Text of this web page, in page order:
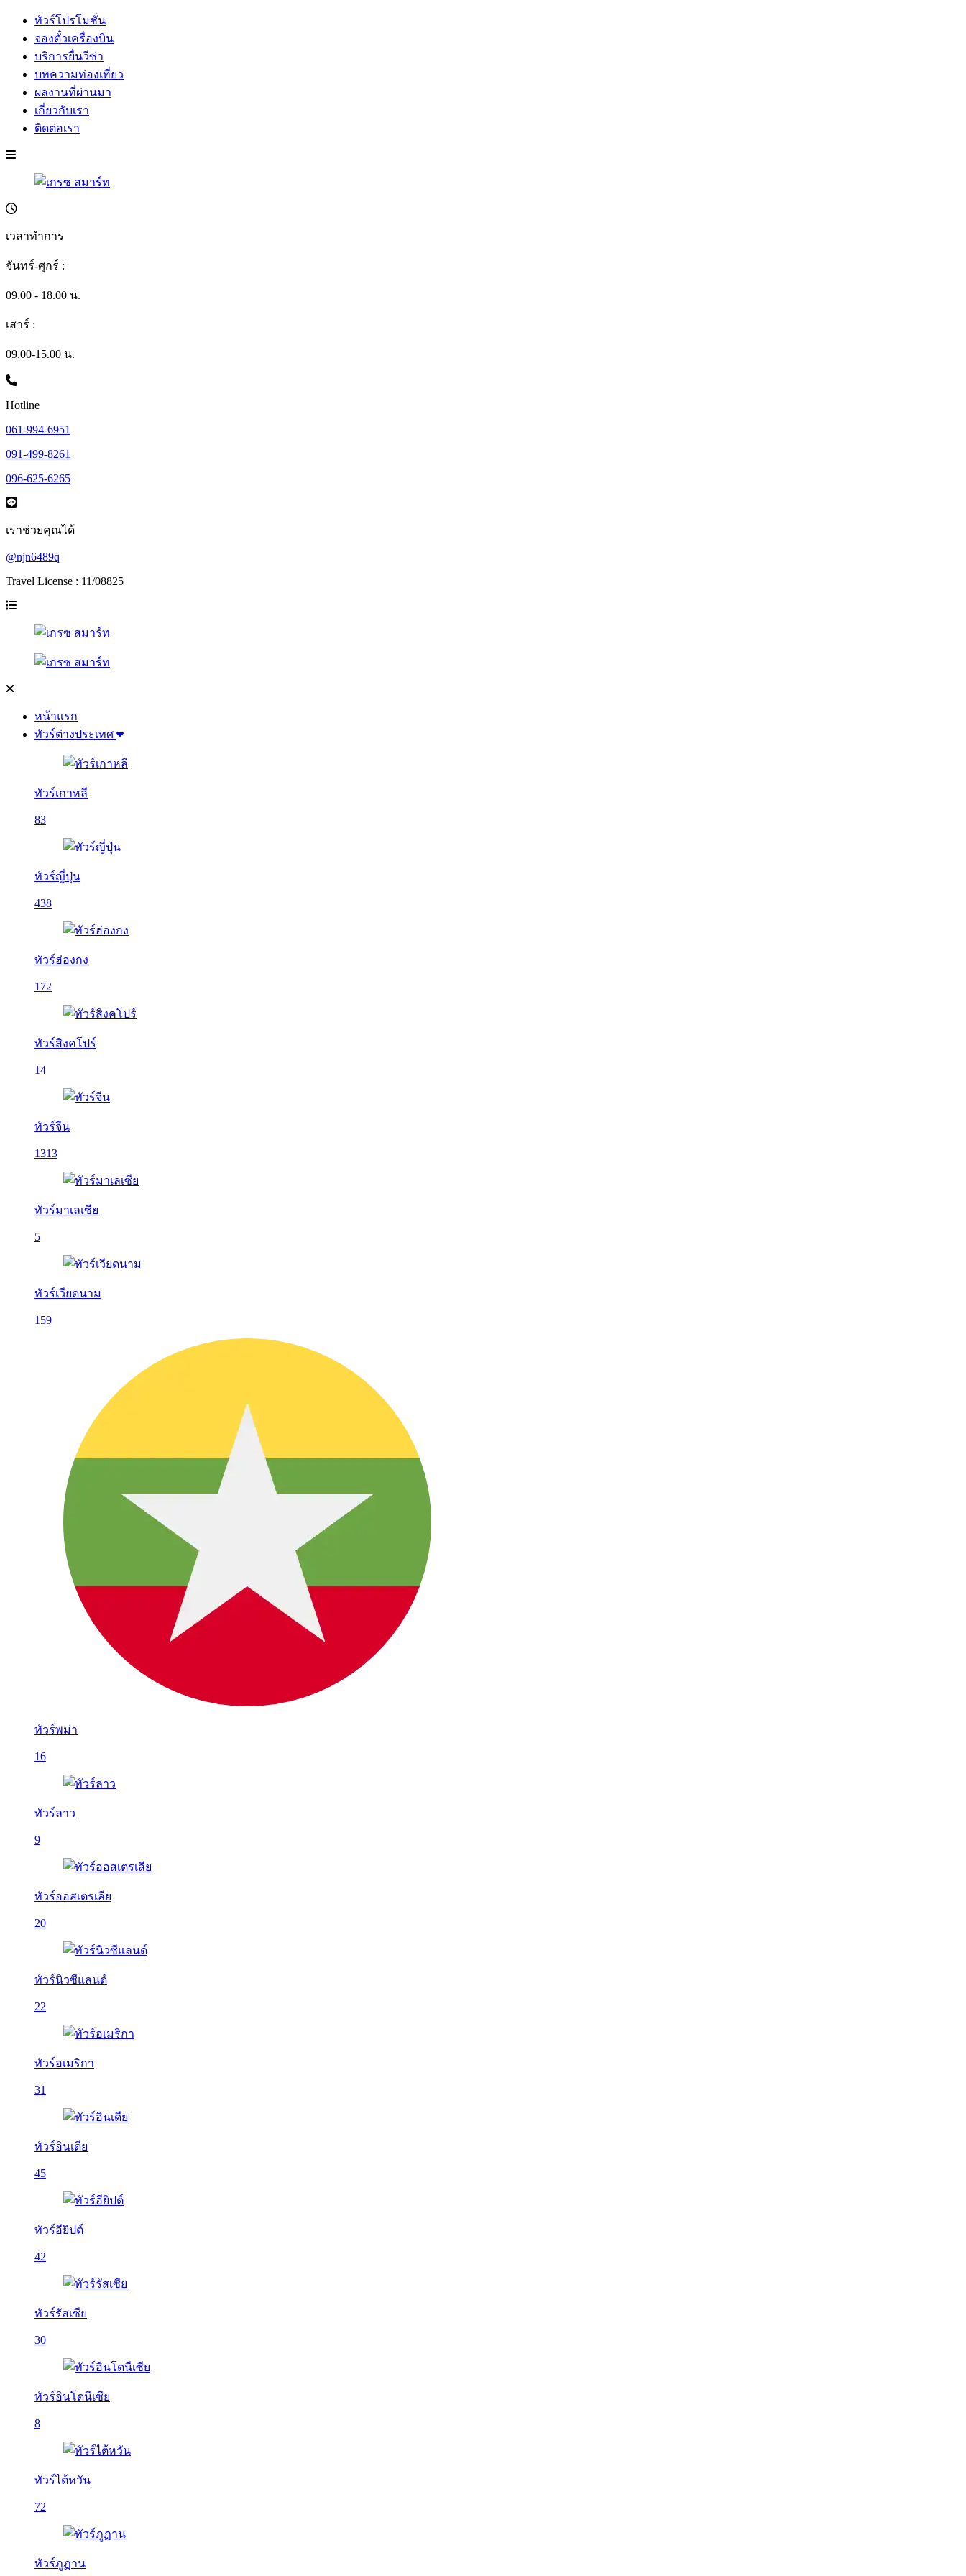
ทัวร์โปรโมชั่น
จองตั๋วเครื่องบิน
บริการยื่นวีซ่า
บทความท่องเที่ยว
ผลงานที่ผ่านมา
เกี่ยวกับเรา
ติดต่อเรา
เวลาทำการ
จันทร์-ศุกร์ :
09.00 - 18.00 น.
เสาร์ :
09.00-15.00 น.
Hotline
061-994-6951
091-499-8261
096-625-6265
เราช่วยคุณได้
@njn6489q
Travel License : 11/08825
หน้าแรก
ทัวร์ต่างประเทศ
ทัวร์เกาหลี
83
ทัวร์ญี่ปุ่น
438
ทัวร์ฮ่องกง
172
ทัวร์สิงคโปร์
14
ทัวร์จีน
1313
ทัวร์มาเลเซีย
5
ทัวร์เวียดนาม
159
ทัวร์พม่า
16
ทัวร์ลาว
9
ทัวร์ออสเตรเลีย
20
ทัวร์นิวซีแลนด์
22
ทัวร์อเมริกา
31
ทัวร์อินเดีย
45
ทัวร์อียิปต์
42
ทัวร์รัสเซีย
30
ทัวร์อินโดนีเซีย
8
ทัวร์ไต้หวัน
72
ทัวร์ภูฏาน